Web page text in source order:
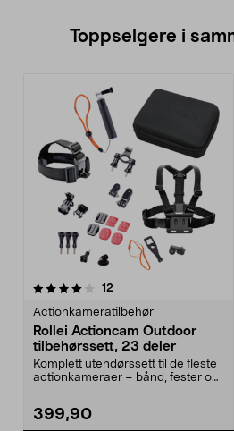
Toppselgere i
12
Actionkameratilbehør
Rollei Actioncam Outdoor
tilbehørssett, 23 deler
Komplett utendørssett til de fleste
actionkameraer – bånd, fester og
399,90
4.5 av 5 stjerner